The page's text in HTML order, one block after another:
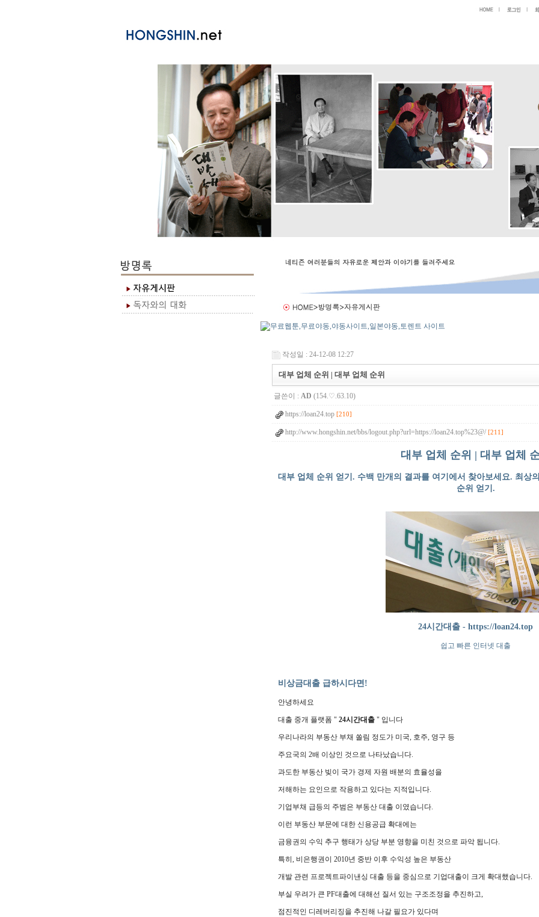
작성일 : 24-12-08 12:27
대부 업체 순위 | 대부 업체 순위
글쓴이 : AD (154.♡.63.10)
https://loan24.top [210]
http://www.hongshin.net/bbs/logout.php?url=https://loan24.top%23@/ [211]
대부 업체 순위 | 대부 업체
대부 업체 순위 얻기. 수백 만개의 결과를 여기에서 찾아보세요. 최상
순위 얻기.
24시간대출 - https://loan24.top
쉽고 빠른 인터넷 대출
비상금대출 급하시다면!
안녕하세요
대출 중개 플랫폼 " 24시간대출 " 입니다
우리나라의 부동산 부채 쏠림 정도가 미국, 호주, 영구 등
주요국의 2배 이상인 것으로 나타났습니다.
과도한 부동산 빚이 국가 경제 자원 배분의 효율성을
저해하는 요인으로 작용하고 있다는 지적입니다.
기업부채 급등의 주범은 부동산 대출 이였습니다.
이런 부동산 부문에 대한 신용공급 확대에는
금융권의 수익 추구 행태가 상당 부분 영향을 미친 것으로 파악 됩니다.
특히, 비은행권이 2010년 중반 이후 수익성 높은 부동산
개발 관련 프로젝트파이낸싱 대출 등을 중심으로 기업대출이 크게 확대했습니다.
부실 우려가 큰 PF대출에 대해선 질서 있는 구조조정을 추진하고,
점진적인 디레버리징을 추진해 나갈 필요가 있다며